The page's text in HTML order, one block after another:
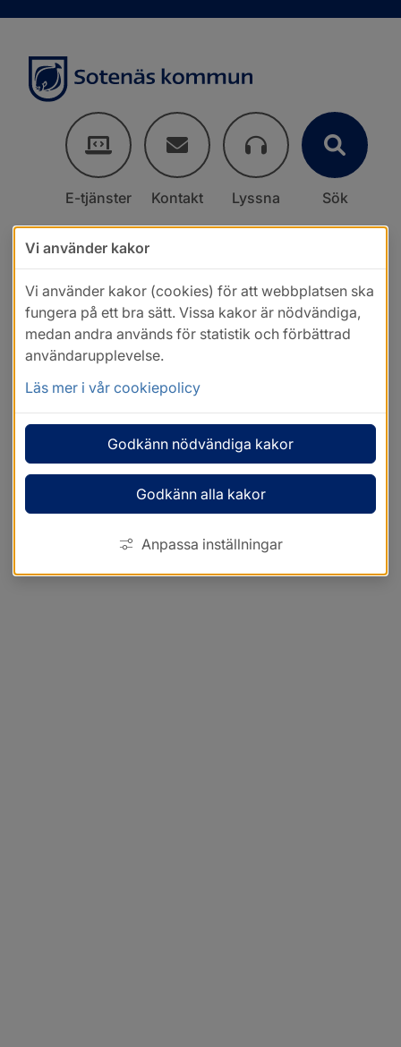
E-tjänster Kontakt Lyssna Sök
Vi använder kakor
Vi använder kakor (cookies) för att webbplatsen ska
fungera på ett bra sätt. Vissa kakor är nödvändiga,
medan andra används för statistik och förbättrad
användarupplevelse.
Läs mer i vår cookiepolicy
Godkänn nödvändiga kakor
Godkänn alla kakor
Anpassa inställningar